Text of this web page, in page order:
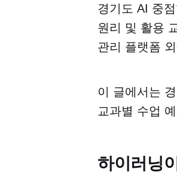
경기도 AI 중
원리 및 활용
관리 플랫폼
이 글에서는
교과별 수업
하이러닝